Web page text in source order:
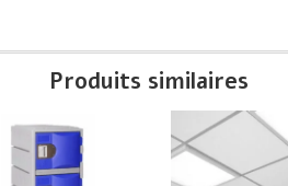
Produits similaires